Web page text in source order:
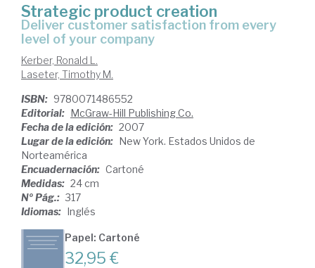
Strategic product creation
deliver customer satisfaction from every
level of your company
Kerber, Ronald L.
Laseter, Timothy M.
ISBN: 9780071486552
Editorial: McGraw-Hill Publishing Co.
Fecha de la edición: 2007
Lugar de la edición: New York. Estados Unidos de
Norteamérica
Encuadernación: Cartoné
Medidas: 24 cm
Nº Pág.: 317
Idiomas: Inglés
Papel: Cartoné
32,95 €